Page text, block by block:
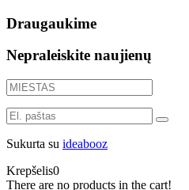
Draugaukime
Nepraleiskite naujienų
Sukurta su ideabooz
Krepšelis0
There are no products in the cart!